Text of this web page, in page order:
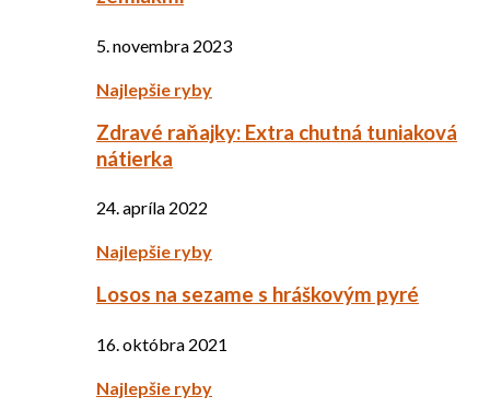
5. novembra 2023
Najlepšie ryby
Zdravé raňajky: Extra chutná tuniaková
nátierka
24. apríla 2022
Najlepšie ryby
Losos na sezame s hráškovým pyré
16. októbra 2021
Najlepšie ryby